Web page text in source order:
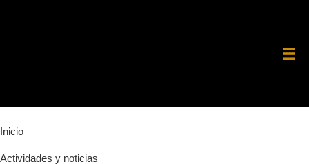
principal
Inicio
Actividades y noticias